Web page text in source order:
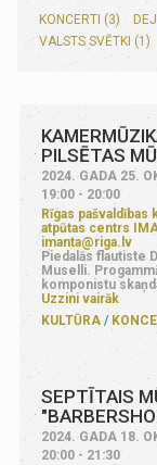
KONCERTI (3)
VALSTS SVĒTKI (1)
PILSĒTAS
2024. GADA 25.
19:00 - 20:00
Rīgas pašvaldības
atpūtas centrs
imanta@riga.lv
Piedalās flautiste
Muselli.
komponistu
Uzzini vairāk
KULTŪRA
SEPTĪTAIS
2024. GADA 18.
20:00 - 21:30